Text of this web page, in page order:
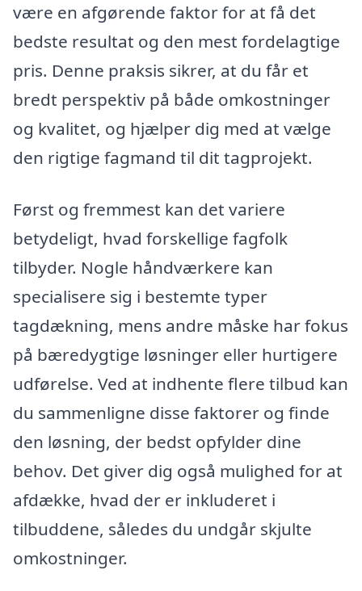
være en afgørende faktor for at få det
bedste resultat og den mest fordelagtige
pris. Denne praksis sikrer, at du får et
bredt perspektiv på både omkostninger
og kvalitet, og hjælper dig med at vælge
den rigtige fagmand til dit tagprojekt.
Først og fremmest kan det variere
betydeligt, hvad forskellige fagfolk
tilbyder. Nogle håndværkere kan
specialisere sig i bestemte typer
tagdækning, mens andre måske har fokus
på bæredygtige løsninger eller hurtigere
udførelse. Ved at indhente flere tilbud kan
du sammenligne disse faktorer og finde
den løsning, der bedst opfylder dine
behov. Det giver dig også mulighed for at
afdække, hvad der er inkluderet i
tilbuddene, således du undgår skjulte
omkostninger.